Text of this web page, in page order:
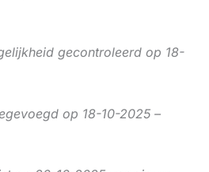
gecontroleerd op 18-
op 18-10-2025 –